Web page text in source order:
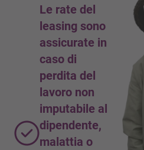
In caso di inabilità
Copertura del debito
100’000
Le rate del
leasing sono
assicurate in
caso di
perdita del
lavoro non
imputabile al
dipendente,
malattia o